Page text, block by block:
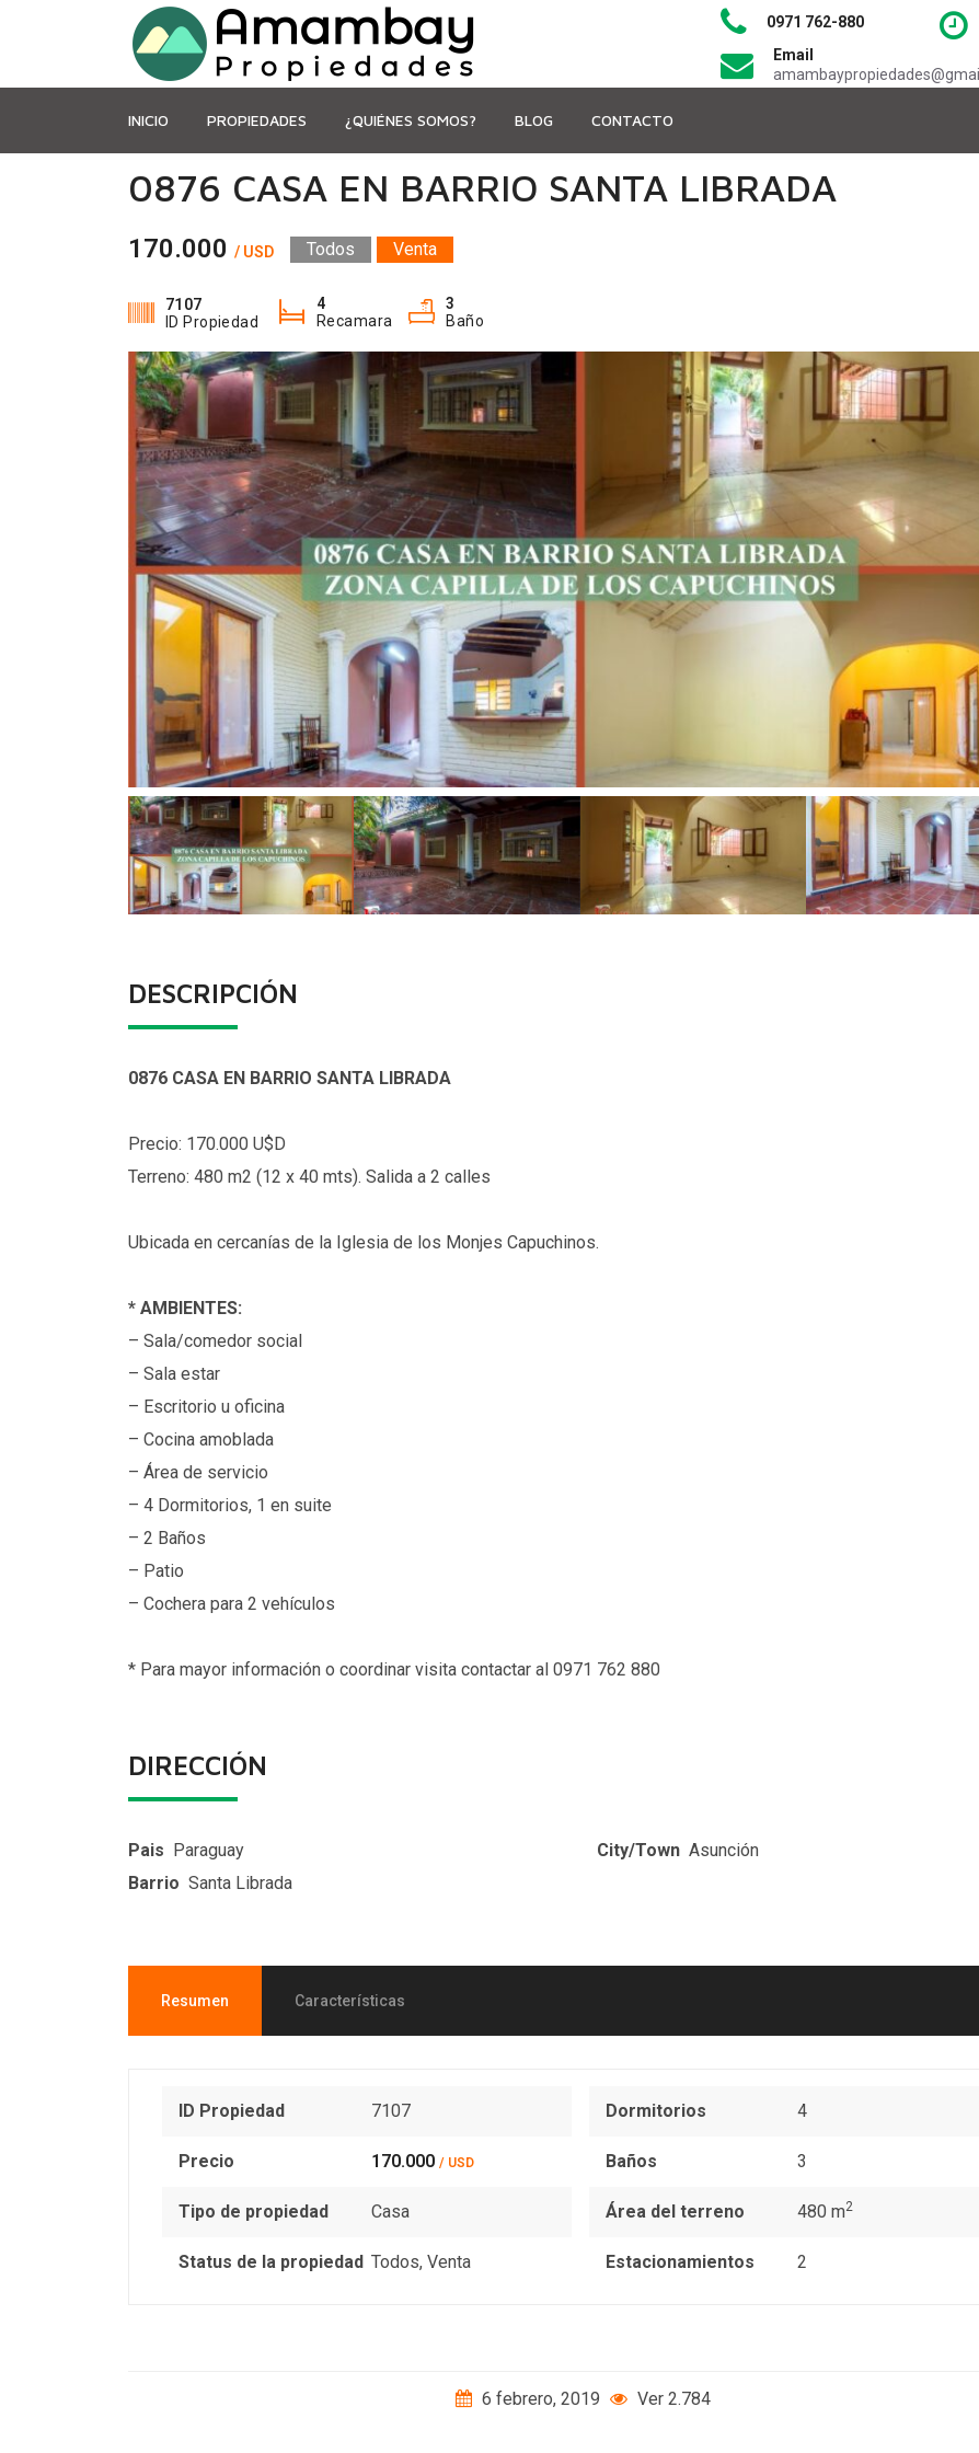
0971 762-880
Email
INICIO PROPIEDADES ¿QUIÉNES SOMOS? BLOG CONTACTO
0876 CASA EN BARRIO SANTA LIBRADA
170.000 / USD Todos Venta
7107
ID Propiedad
4
Recamara
3
Baño
DESCRIPCIÓN
0876 CASA EN BARRIO SANTA LIBRADA
Precio: 170.000 U$D
Terreno: 480 m2 (12 x 40 mts). Salida a 2 calles
Ubicada en cercanías de la Iglesia de los Monjes Capuchinos.
* AMBIENTES:
– Sala/comedor social
– Sala estar
– Escritorio u oficina
– Cocina amoblada
– Área de servicio
– 4 Dormitorios, 1 en suite
– 2 Baños
– Patio
– Cochera para 2 vehículos
* Para mayor información o coordinar visita contactar al 0971 762 880
DIRECCIÓN
Pais Paraguay City/Town Asunción
Barrio Santa Librada
Resumen Características
ID Propiedad 7107
Precio 170.000 / USD
Tipo de propiedad Casa
Status de la propiedad Todos, Venta
Dormitorios 4
Baños 3
Área del terreno 480 m2
Estacionamientos 2
6 febrero, 2019 Ver 2.784